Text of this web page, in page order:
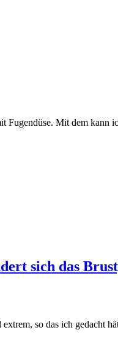
Fugendüse. Mit dem
sich das
so das ich gedacht